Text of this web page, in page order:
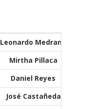
Leonardo Medrano
Mirtha Pillaca
Daniel Reyes
José Castañeda